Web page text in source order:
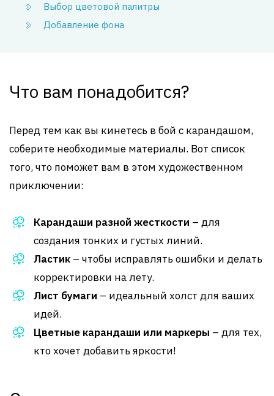
Выбор цветовой палитры
Добавление фона
Что вам понадобится?
Перед тем как вы кинетесь в бой с карандашом,
соберите необходимые материалы. Вот список
того, что поможет вам в этом художественном
приключении:
Карандаши разной жесткости – для
создания тонких и густых линий.
Ластик – чтобы исправлять ошибки и делать
корректировки на лету.
Лист бумаги – идеальный холст для ваших
идей.
Цветные карандаши или маркеры – для тех,
кто хочет добавить яркости!